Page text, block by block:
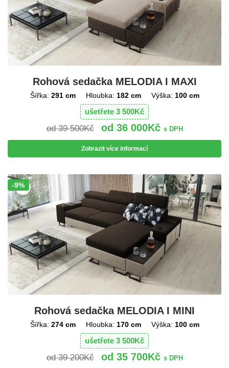
Rohová sedačka MELODIA I MAXI
Šířka: 291 cm Hloubka: 182 cm Výška: 100 cm
ušetřete 3 500Kč
39 500Kč 36 000Kč s DPH
Zobrazit více informací
Sleva!
-9%
Rohová sedačka MELODIA I MINI
Šířka: 274 cm Hloubka: 170 cm Výška: 100 cm
ušetřete 3 500Kč
39 200Kč 35 700Kč s DPH